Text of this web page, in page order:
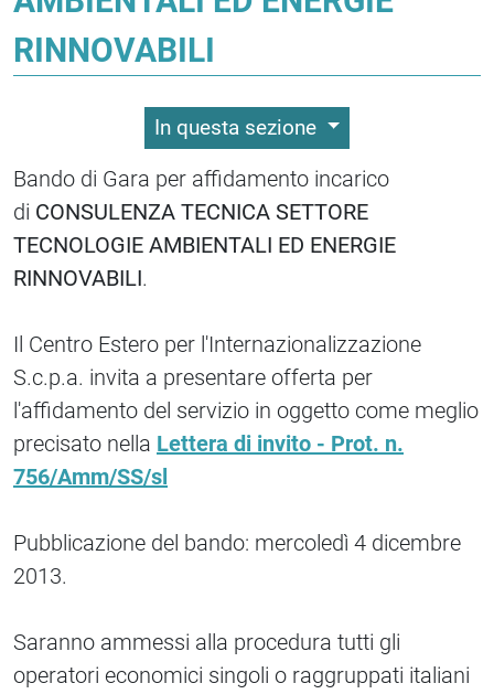
RINNOVABILI
In questa sezione
Bando di Gara per affidamento incarico
di CONSULENZA TECNICA SETTORE
TECNOLOGIE AMBIENTALI ED ENERGIE
RINNOVABILI.
Il Centro Estero per l'Internazionalizzazione
S.c.p.a. invita a presentare offerta per
l'affidamento del servizio in oggetto come meglio
precisato nella Lettera di invito - Prot. n.
756/Amm/SS/sl
Pubblicazione del bando: mercoledì 4 dicembre
2013.
Saranno ammessi alla procedura tutti gli
operatori economici singoli o raggruppati italiani